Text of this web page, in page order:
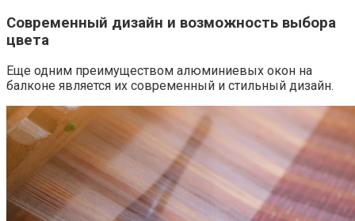
Современный дизайн и возможность выбора
цвета
Еще одним преимуществом алюминиевых окон на
балконе является их современный и стильный дизайн.